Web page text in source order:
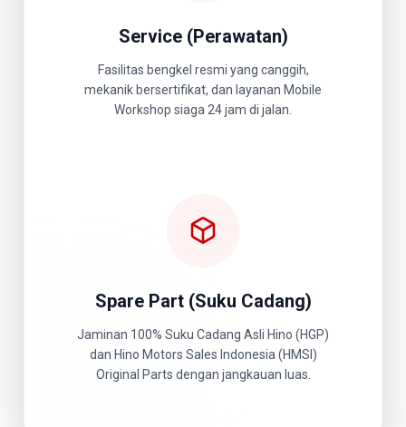
Service (Perawatan)
Fasilitas bengkel resmi yang canggih,
mekanik bersertifikat, dan layanan Mobile
Workshop siaga 24 jam di jalan.
Spare Part (Suku Cadang)
Jaminan 100% Suku Cadang Asli Hino (HGP)
dan Hino Motors Sales Indonesia (HMSI)
Original Parts dengan jangkauan luas.